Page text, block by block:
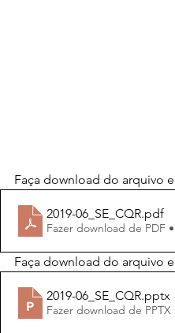
Faça download do arquivo
2019-06_SE_CQR.pdf
Fazer download de PDF
Faça download do arquivo
2019-06_SE_CQR.pptx
Fazer download de PPTX